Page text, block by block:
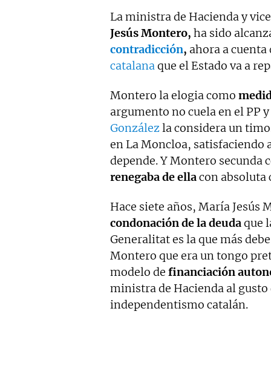
La ministra de Hacienda y
Jesús Montero, ha sido
contradicción, ahora a
catalana que el Estado va a
Montero la elogia como
argumento no cuela en el PP
Gonzálezla considera un
en La Moncloa, satisfaciendo
depende. Y Montero secunda
renegaba de ellacon absoluta
Hace siete años, María Jesús
condonación de la deudaque
Generalitat es la que más
Montero que era un tongo
modelo de financiación
ministra de Hacienda al gusto
independentismo catalán.